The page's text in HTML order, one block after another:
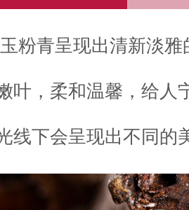
粉青呈现出清新淡
叶，柔和温馨，给人
线下会呈现出不同的